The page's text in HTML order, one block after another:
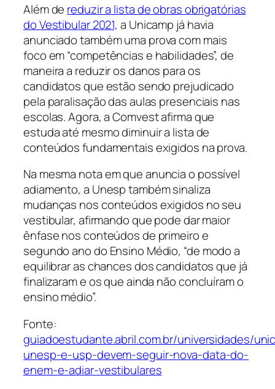
Além de reduzir a lista de obras obrigatórias
do Vestibular 2021, a Unicamp já havia
anunciado também uma prova com mais
foco em “competências e habilidades”, de
maneira a reduzir os danos para os
candidatos que estão sendo prejudicado
pela paralisação das aulas presenciais nas
escolas. Agora, a Comvest afirma que
estuda até mesmo diminuir a lista de
conteúdos fundamentais exigidos na prova.
Na mesma nota em que anuncia o possível
adiamento, a Unesp também sinaliza
mudanças nos conteúdos exigidos no seu
vestibular, afirmando que pode dar maior
ênfase nos conteúdos de primeiro e
segundo ano do Ensino Médio, “de modo a
equilibrar as chances dos candidatos que já
finalizaram e os que ainda não concluíram o
ensino médio”.
Fonte:
guiadoestudante.abril.com.br/universidades/
unesp-e-usp-devem-seguir-nova-data-do-
enem-e-adiar-vestibulares